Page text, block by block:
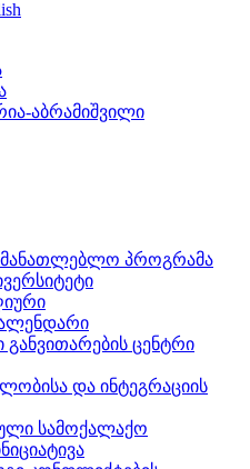
აბრამიშვილი
პროგრამა
ცენტრი
და ინტეგრაციის
სამოქალაქო